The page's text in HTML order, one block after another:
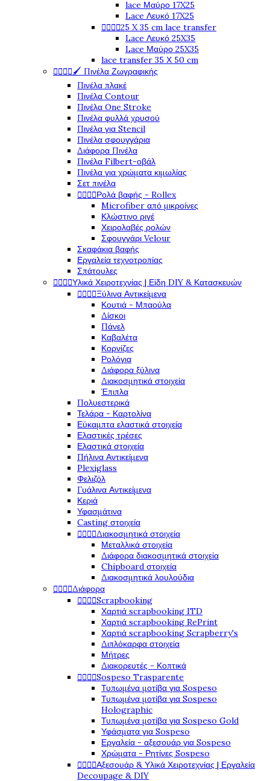
lace Μαύρο 17X25
Lace Λευκό 17X25
25 X 35 cm lace transfer
Lace Λευκό 25X35
Lace Μαύρο 25X35
lace transfer 35 Χ 50 cm
🖌️ Πινέλα Ζωγραφικής
Πινέλα πλακέ
Πινέλα Contour
Πινέλα One Stroke
Πινέλα φυλλά χρυσού
Πινέλα για Stencil
Πινέλα σφουγγάρια
Διάφορα Πινέλα
Πινέλα Filbert-οβάλ
Πινέλα για χρώματα κιμωλίας
Σετ πινέλα
Ρολά βαφής - Rollex
Microfiber από μικροίνες
Κλώστινο ριγέ
Χειρολαβές ρολών
Σφουγγάρι Velour
Σκαφάκια βαφής
Εργαλεία τεχνοτροπίας
Σπάτουλες
Υλικά Χειροτεχνίας | Είδη DIY & Κατασκευών
Ξύλινα Αντικείμενα
Κουτιά - Μπαούλα
Δίσκοι
Πάνελ
Καβαλέτα
Κορνίζες
Ρολόγια
Διάφορα ξύλινα
Διακοσμητικά στοιχεία
Έπιπλα
Πολυεστερικά
Τελάρα - Καρτολίνα
Εύκαμπτα ελαστικά στοιχεία
Ελαστικές τρέσες
Ελαστικά στοιχεία
Πήλινα Αντικείμενα
Plexiglass
Φελιζόλ
Γυάλινα Αντικείμενα
Κεριά
Υφασμάτινα
Casting στοιχεία
Διακοσμητικά στοιχεία
Μεταλλικά στοιχεία
Διάφορα διακοσμητικά στοιχεία
Chipboard στοιχεία
Διακοσμητικά λουλούδια
Διάφορα
Scrapbooking
Χαρτιά scrapbooking ITD
Χαρτιά scrapbooking RePrint
Χαρτιά scrapbooking Scrapberry's
Διπλόκαρφα στοιχεία
Μήτρες
Διακορευτές - Κοπτικά
Sospeso Trasparente
Τυπωμένα μοτίβα για Sospeso
Τυπωμένα μοτίβα για Sospeso
Holographic
Τυπωμένα μοτίβα για Sospeso Gold
Υφάσματα για Sospeso
Εργαλεία - αξεσουάρ για Sospeso
Χρώματα - Ρητίνες Sospeso
Αξεσουάρ & Υλικά Χειροτεχνίας | Εργαλεία
Decoupage & DIY